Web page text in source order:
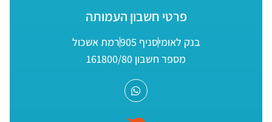
פרטי חשבון העמותה
בנק לאומיסניף 905
רמת אשכול
מספר חשבון 161800/80